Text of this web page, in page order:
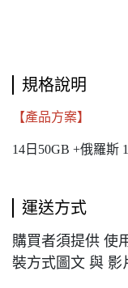
規格說明
【產品方案】
14日50GB +俄羅斯
運送方式
購買者須提供 使
裝方式圖文 與 影